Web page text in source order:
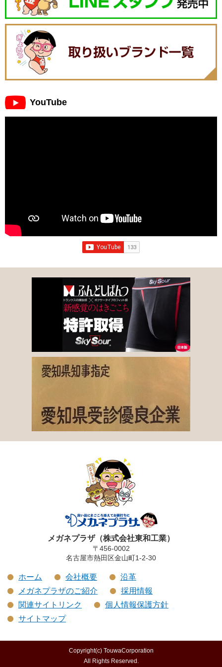
YouTube
メガネプラザ（株式会社東和工業）
〒456-0002
名古屋市熱田区金山町1-2-30
ホーム 会社概要
沿革
メガネプラザのご紹介
採用情報
関連サイトリンク
個人情報保護方針
サイトマップ
Copyright(c) TouwaCorporation
All Rights Reserved.